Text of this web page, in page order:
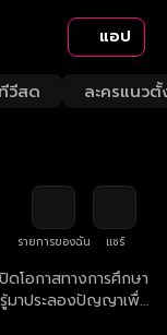
แอป
วีสด ละครแนวตั้
:
Rate
รายการของฉัน
แชร์
ดโอกาสทางการศึกษา
มาประลองปัญญาเพื่อ